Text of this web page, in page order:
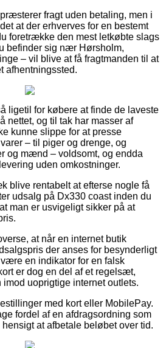
fragt uden betaling, men i
at der erhverves for en bestemt
foretrække den mest letkøbte slags
befinder sig nær Hørsholm,
– vil blive at få fragtmanden til at
afhentningssted.
ligetil for købere at finde de laveste
nettet, og til tak har masser af
kunne slippe for at presse
– til piger og drenge, og
og mænd – voldsomt, og endda
uden omkostninger.
blive rentabelt at efterse nogle få
udsalg på Dx330 coast inden du
man er usvigeligt sikker på at
at når en internet butik
der anses for besynderligt
en indikator for en falsk
er dog en del af et regelsæt,
uoprigtige internet outlets.
med kort eller MobilePay.
fordel af en afdragsordning som
at afbetale beløbet over tid.